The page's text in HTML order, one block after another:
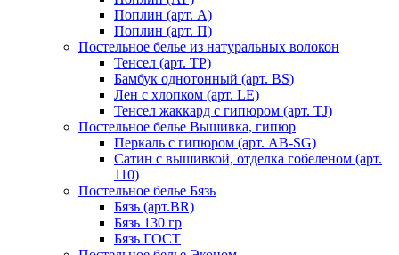
Поплин (арт. А)
Поплин (арт. П)
Постельное белье из натуральных волокон
Тенсел (арт. ТР)
Бамбук однотонный (арт. BS)
Лен с хлопком (арт. LE)
Тенсел жаккард с гипюром (арт. TJ)
Постельное белье Вышивка, гипюр
Перкаль с гипюром (арт. AB-SG)
Сатин с вышивкой, отделка гобеленом (арт.
110)
Постельное белье Бязь
Бязь (арт.BR)
Бязь 130 гр
Бязь ГОСТ